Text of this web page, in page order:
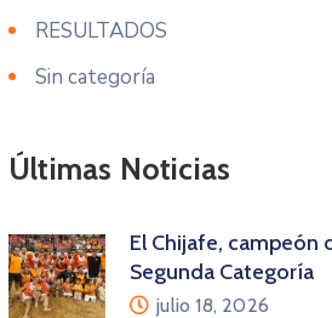
RESULTADOS
Sin categoría
Últimas Noticias
El Chijafe, campeón
Segunda Categoría
julio 18, 2026